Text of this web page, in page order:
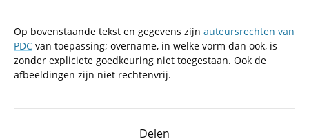
Op bovenstaande tekst en gegevens zijn auteursrechten van
PDC van toepassing; overname, in welke vorm dan ook, is
zonder expliciete goedkeuring niet toegestaan. Ook de
afbeeldingen zijn niet rechtenvrij.
Delen